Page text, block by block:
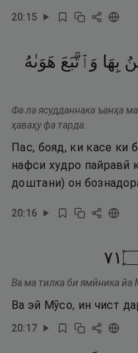
20:15
بِهَا وَٱتَّبَعَ هَوَىٰهُ
Фа ла ясудданнака ъанҳа
ҳаваҳу фа тарда.
Пас, бояд, ки касе ки
нафси худро пайравӣ
доштани) он
20:16
١٧
Ва ма тилка би ямӣника йа
Ва эй Мӯсо, ин чист
20:17